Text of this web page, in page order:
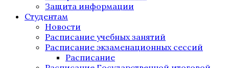
Защита информации
Студентам
Новости
Расписание учебных занятий
Расписание экзаменационных сессий
Расписание